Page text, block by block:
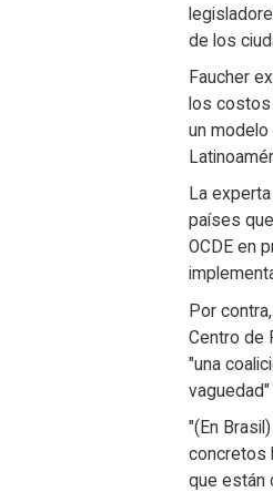
de los
Faucher
los
un
La
países
OCDE en
Por
Centro de
"una
"(En
concretos
que están